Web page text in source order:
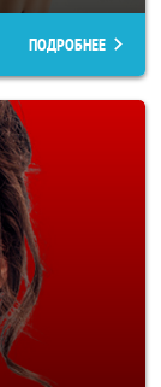
ПОДРОБНЕЕ